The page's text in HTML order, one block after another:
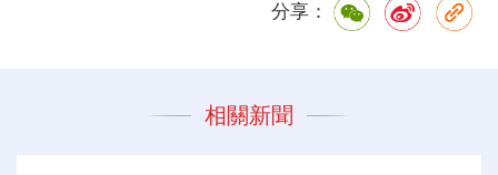
分享：
相關新聞